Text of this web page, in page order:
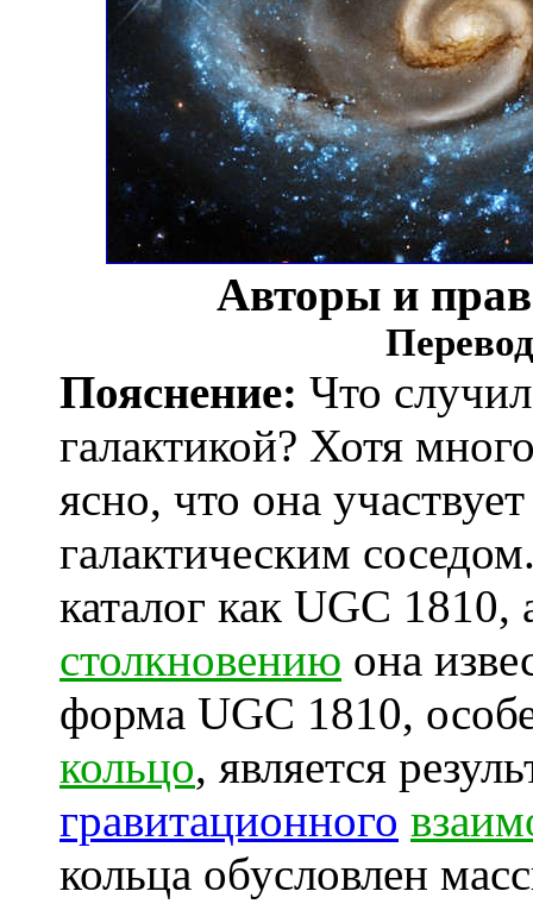
Авторы и
Пояснение: Что
галактикой? Хотя
ясно, что она
галактическим
каталог как UGC 1810,
столкновению она
форма UGC 1810,
кольцо, является
гравитационного
кольца обусловлен